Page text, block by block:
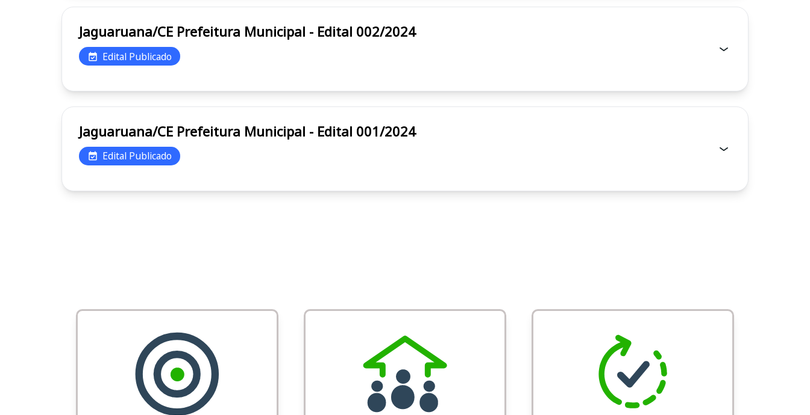
Jaguaruana/CE Prefeitura Municipal - Edital 002/2024
Edital Publicado
Jaguaruana/CE Prefeitura Municipal - Edital 001/2024
Edital Publicado